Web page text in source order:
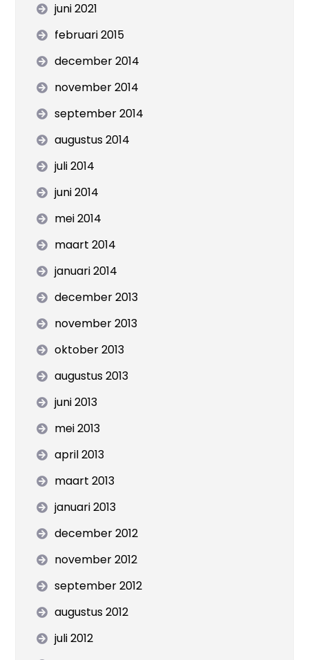
juni 2021
februari 2015
december 2014
november 2014
september 2014
augustus 2014
juli 2014
juni 2014
mei 2014
maart 2014
januari 2014
december 2013
november 2013
oktober 2013
augustus 2013
juni 2013
mei 2013
april 2013
maart 2013
januari 2013
december 2012
november 2012
september 2012
augustus 2012
juli 2012